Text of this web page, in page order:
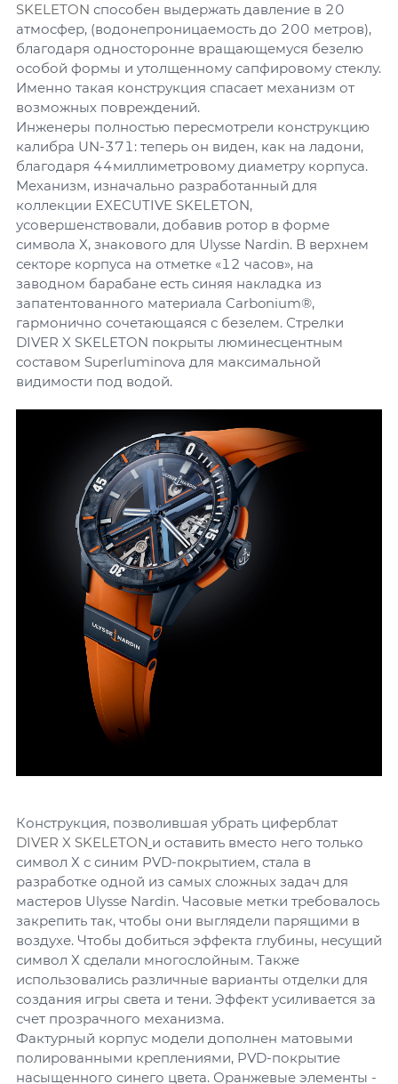
SKELETON способен выдержать давление в 20
атмосфер, (водонепроницаемость до 200 метров),
благодаря односторонне вращающемуся безелю
особой формы и утолщенному сапфировому стеклу.
Именно такая конструкция спасает механизм от
возможных повреждений.
Инженеры полностью пересмотрели конструкцию
калибра UN-371: теперь он виден, как на ладони,
благодаря 44миллиметровому диаметру корпуса.
Механизм, изначально разработанный для
коллекции EXECUTIVE SKELETON,
усовершенствовали, добавив ротор в форме
символа Х, знакового для Ulysse Nardin. В верхнем
секторе корпуса на отметке «12 часов», на
заводном барабане есть синяя накладка из
запатентованного материала Carbonium®,
гармонично сочетающаяся с безелем. Стрелки
DIVER X SKELETON покрыты люминесцентным
составом Superluminova для максимальной
видимости под водой.
Конструкция, позволившая убрать циферблат
DIVER X SKELETON и оставить вместо него только
символ Х с синим PVD-покрытием, стала в
разработке одной из самых сложных задач для
мастеров Ulysse Nardin. Часовые метки требовалось
закрепить так, чтобы они выглядели парящими в
воздухе. Чтобы добиться эффекта глубины, несущий
символ Х сделали многослойным. Также
использовались различные варианты отделки для
создания игры света и тени. Эффект усиливается за
счет прозрачного механизма.
Фактурный корпус модели дополнен матовыми
полированными креплениями, PVD-покрытие
насыщенного синего цвета. Оранжевые элементы -